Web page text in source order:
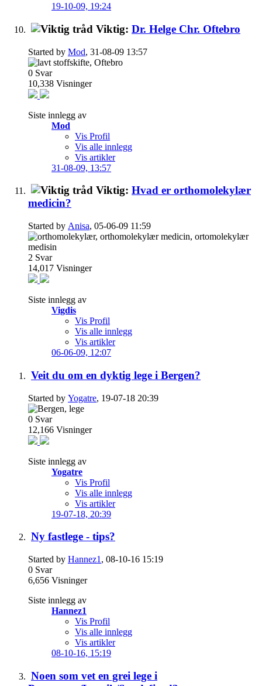
19-10-09, 19:24
Viktig: Dr. Helge Chr. Oftebro
Started by Mod, 31-08-09 13:57
0 Svar
10,338 Visninger
Siste innlegg av
Mod
Vis Profil
Vis alle innlegg
Vis artikler
31-08-09, 13:57
Viktig: Hvad er orthomolekylær
medicin?
Started by Anisa, 05-06-09 11:59
2 Svar
14,017 Visninger
Siste innlegg av
Vigdis
Vis Profil
Vis alle innlegg
Vis artikler
06-06-09, 12:07
Veit du om en dyktig lege i Bergen?
Started by Yogatre, 19-07-18 20:39
0 Svar
12,166 Visninger
Siste innlegg av
Yogatre
Vis Profil
Vis alle innlegg
Vis artikler
19-07-18, 20:39
Ny fastlege - tips?
Started by Hannez1 , 08-10-16 15:19
0 Svar
6,656 Visninger
Siste innlegg av
Hannez1
Vis Profil
Vis alle innlegg
Vis artikler
08-10-16, 15:19
Noen som vet en grei lege i